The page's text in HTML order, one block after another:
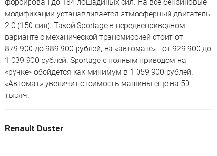
форсирован до 184 лошадиных сил. На все бензиновые
модификации устанавливается атмосферный двигатель
2.0 (150 сил). Такой Sportage в переднеприводном
варианте с механической трансмиссией стоит от
879 900 до 989 900 рублей, на «автомате» - от 929 900 до
1 039 900 рублей. Sportage с полным приводом на
«ручке» обойдется как минимум в 1 059 900 рублей.
«Автомат» увеличит стоимость машины еще на 50
тысяч.
Renault Duster